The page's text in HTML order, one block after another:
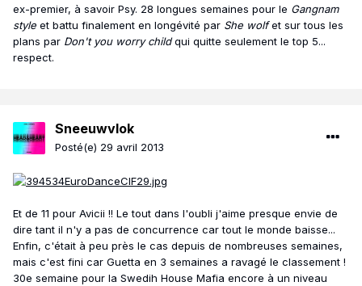
ex-premier, à savoir Psy. 28 longues semaines pour le Gangnam
style et battu finalement en longévité par She wolfet sur tous les
plans par Don't you worry childqui quitte seulement le top 5...
respect.
Sneeuwvlok
Posté(e) 29 avril 2013
Et de 11 pour Avicii !! Le tout dans l'oubli j'aime presque envie de
dire tant il n'y a pas de concurrence car tout le monde baisse...
Enfin, c'était à peu près le cas depuis de nombreuses semaines,
mais c'est fini car Guetta en 3 semaines a ravagé le classement !
30e semaine pour la Swedih House Mafia encore à un niveau